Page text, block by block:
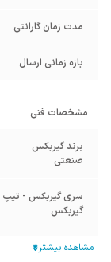
مدت زمان گارانتی
بازه زمانی ارسال
مشخصات فنی
برند گیربکس
صنعتی
سری گیربکس - تیپ
گیربکس
تیپ گیربکس